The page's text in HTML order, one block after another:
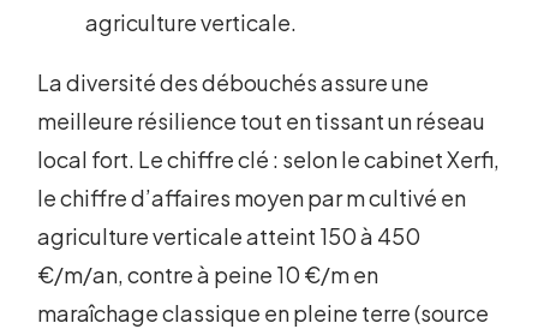
agriculture verticale.
La diversité des débouchés assure une
meilleure résilience tout en tissant un réseau
local fort. Le chiffre clé : selon le cabinet Xerfi,
le chiffre d’affaires moyen par m cultivé en
agriculture verticale atteint 150 à 450
€/m/an, contre à peine 10 €/m en
maraîchage classique en pleine terre (source